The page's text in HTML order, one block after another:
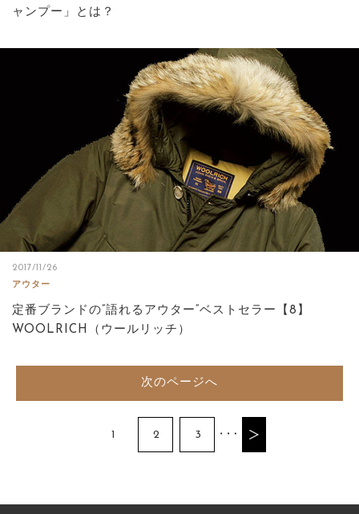
ャンプー」とは？
2017/11/26
アウター
定番ブランドの”語れるアウター”ベストセラー【8】
WOOLRICH（ウールリッチ）
次のページへ
1 2 3